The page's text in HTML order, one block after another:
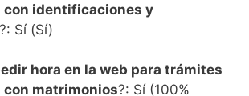
con identificaciones y
?: Sí (Sí)
hora en la web para trámites
con matrimonios?: Sí (100%